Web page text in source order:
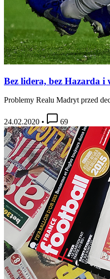
Bez lidera, bez Hazarda i
Problemy Realu Madryt przed
24.02.2020 • 69